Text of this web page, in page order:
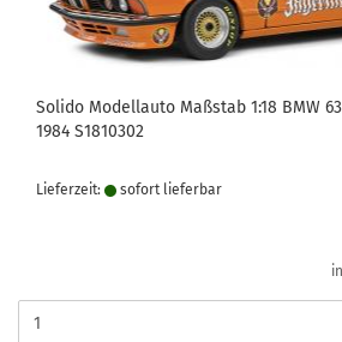
Solido Modellauto Maßstab 1:18 BMW
1984 S1810302
Lieferzeit: sofort lie­fer­bar